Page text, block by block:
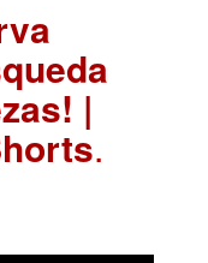
|
.